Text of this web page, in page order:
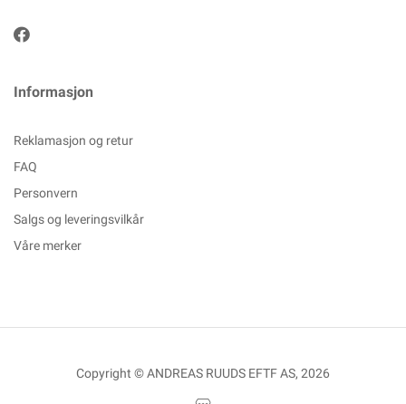
Informasjon
Reklamasjon og retur
FAQ
Personvern
Salgs og leveringsvilkår
Våre merker
Copyright © ANDREAS RUUDS EFTF AS, 2026